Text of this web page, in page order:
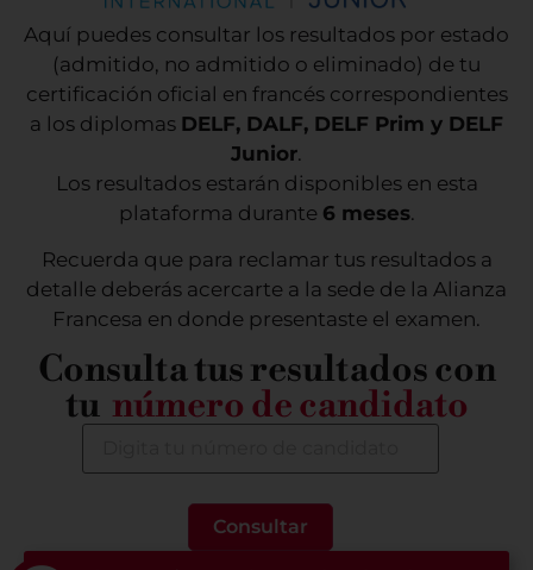
Aquí puedes consultar los resultados por estado
(admitido, no admitido o eliminado) de tu
certificación oficial en francés correspondientes
a los diplomas DELF, DALF, DELF Prim y DELF
Junior.
Los resultados estarán disponibles en esta
plataforma durante 6 meses.
Recuerda que para reclamar tus resultados a
detalle deberás acercarte a la sede de la Alianza
Francesa en donde presentaste el examen.
Consulta tus resultados con
tu número de candidato